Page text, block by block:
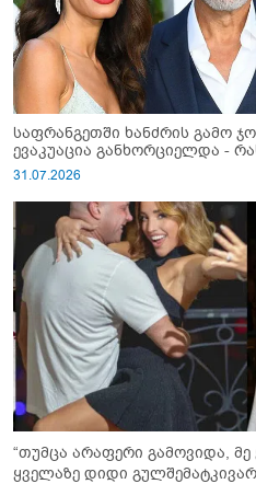
საფრანგეთში ხანძრის გამო
ევაკუაცია განხორციელდა -
31.07.2026
“თუმცა არაფერი გამოვიდა, მე
ყველაზე დიდი